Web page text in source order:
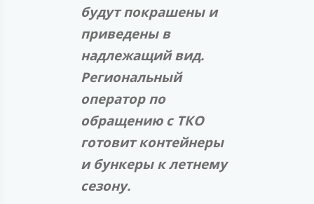
будут покрашены и
приведены в
надлежащий вид.
Региональный
оператор по
обращению с ТКО
готовит контейнеры
и бункеры к летнему
сезону.